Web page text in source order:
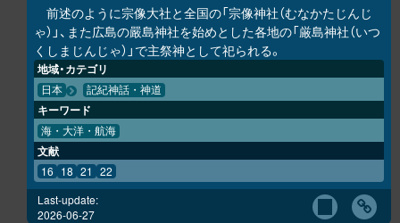
前述のように宗像大社と全国の「宗像神社（むなかたじんじ
ゃ）」、また広島の嚴島神社を始めとした各地の「厳島神社（いつ
くしまじんじゃ）」で主祭神として祀られる。
地域・カテゴリ
日本 記紀神話・神道
キーワード
海・大洋・航海
文献
16 18 21 22
Last-update:
2026-06-27